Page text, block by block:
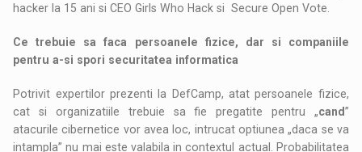
hacker la 15 ani si CEO Girls Who Hack si Secure Open Vote.
Ce trebuie sa faca persoanele fizice, dar si companiile
pentru a-si spori securitatea informatica
Potrivit expertilor prezenti la DefCamp, atat persoanele fizice,
cat si organizatiile trebuie sa fie pregatite pentru „cand”
atacurile cibernetice vor avea loc, intrucat optiunea „daca se va
intampla” nu mai este valabila in contextul actual. Probabilitatea